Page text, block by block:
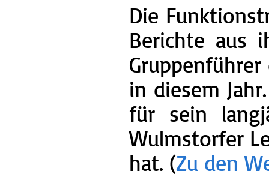
Die
Berichte aus
in diesem
für sein
Wulmstorfer
hat. (Zu den